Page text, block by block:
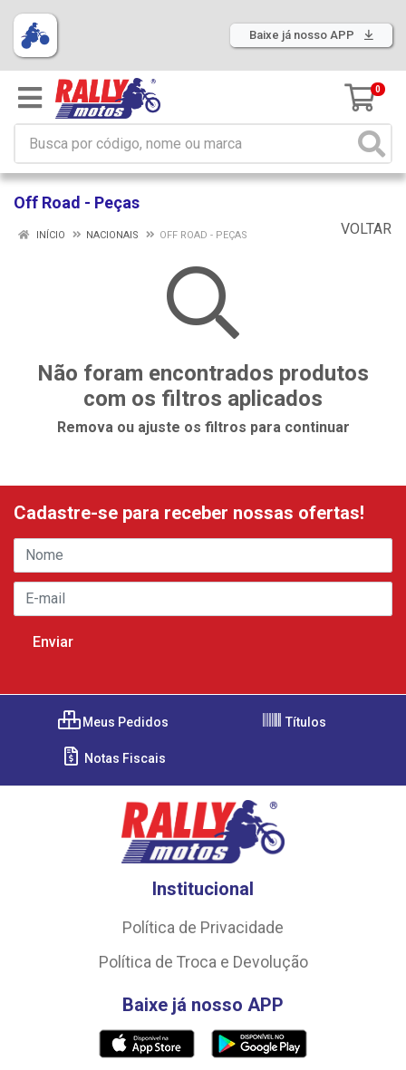
Baixe já nosso APP
0
Off Road - Peças
VOLTAR
INÍCIO NACIONAIS OFF ROAD - PEÇAS
Não foram encontrados produtos
com os filtros aplicados
Remova ou ajuste os filtros para continuar
Cadastre-se para receber nossas ofertas!
Meus Pedidos Títulos
Notas Fiscais
Institucional
Política de Privacidade
Política de Troca e Devolução
Baixe já nosso APP